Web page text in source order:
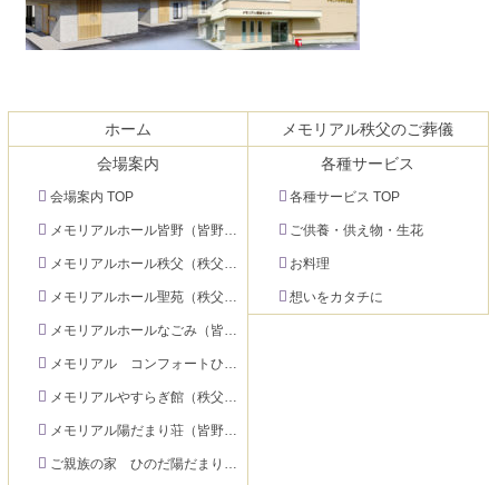
ン
の
ホーム
メモリアル秩父のご葬儀
会場案内
会場案内 TOP
メモリアルホール皆野（皆野町）
メモリアルホール秩父（秩父市下影森）
メモリアルホール聖苑（秩父市大宮）
メモリアルホールなごみ（皆野町）
メモリアル コンフォートひのだ（秩父市日野田町）
メモリアルやすらぎ館（秩父市永田町）
メモリアル陽だまり荘（皆野町）
ご親族の家 ひのだ陽だまり荘（秩父市日野田町）
各種サービス
各種サービス TOP
ご供養・供え物・生花
お料理
想いをカタチに